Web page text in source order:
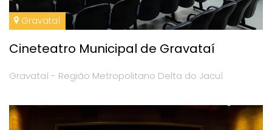
Gravataí
Cineteatro Municipal de Gravataí
Gravataí - Região Metropolitano Delta do Jacuí